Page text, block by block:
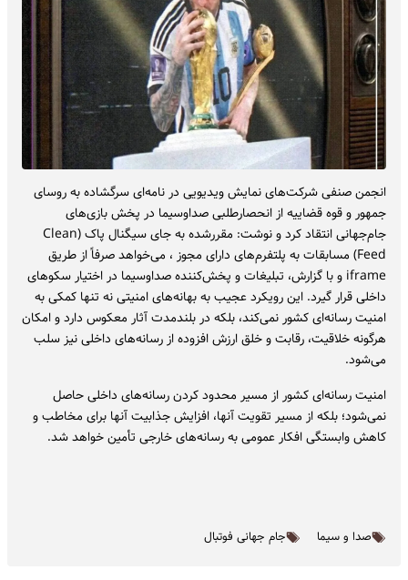
انجمن صنفی شرکت‌های نمایش ویدیویی در نامه‌ای سرگشاده به روسای
جمهور و قوه قضاییه از انحصارطلبی صداوسیما در پخش بازی‌های
جام‌جهانی انتقاد کرد و نوشت: مقررشده به جای سیگنال پاک (Clean
Feed) مسابقات به پلتفرم‌های دارای مجوز ، می‌خواهد صرفاً از طریق
iframe و با گزارش، تبلیغات و پخش‌کننده صداوسیما در اختیار سکوهای
داخلی قرار گیرد. این رویکرد عجیب به بهانه‌های امنیتی نه تنها کمکی به
امنیت رسانه‌ای کشور نمی‌کند، بلکه در بلندمدت آثار معکوس دارد و امکان
هرگونه خلاقیت، رقابت و خلق ارزش افزوده از رسانه‌های داخلی نیز سلب
می‌شود.
امنیت رسانه‌ای کشور از مسیر محدود کردن رسانه‌های داخلی حاصل
نمی‌شود؛ بلکه از مسیر تقویت آنها، افزایش جذابیت آنها برای مخاطب و
کاهش وابستگی افکار عمومی به رسانه‌های خارجی تأمین خواهد شد.
صدا و سیما جام جهانی فوتبال